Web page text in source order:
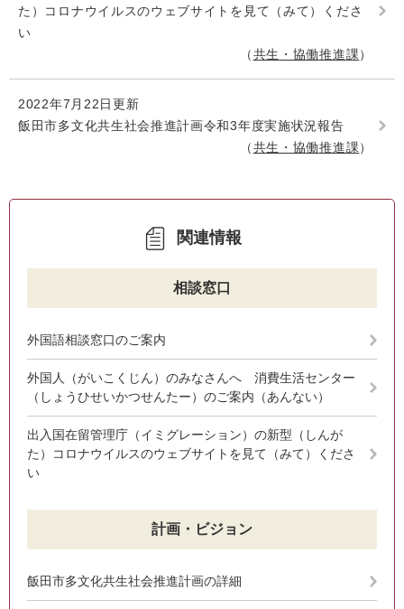
た）コロナウイルスのウェブサイトを見て（みて）くださ
い
共生・協働推進課
2022年7月22日更新
飯田市多文化共生社会推進計画令和3年度実施状況報告
共生・協働推進課
関連情報
相談窓口
外国語相談窓口のご案内
外国人（がいこくじん）のみなさんへ 消費生活センター
（しょうひせいかつせんたー）のご案内（あんない）
出入国在留管理庁（イミグレーション）の新型（しんが
た）コロナウイルスのウェブサイトを見て（みて）くださ
い
計画・ビジョン
飯田市多文化共生社会推進計画の詳細